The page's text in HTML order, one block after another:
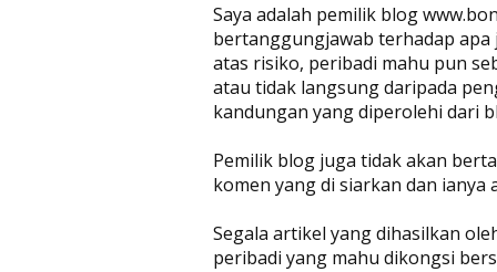
Saya adalah pemilik blog
bertanggungjawab terhadap
atas risiko, peribadi mahu pun
atau tidak langsung daripada
kandungan yang diperolehi dari
Pemilik blog juga tidak akan
komen yang di siarkan dan
Segala artikel yang dihasilkan
peribadi yang mahu dikongsi